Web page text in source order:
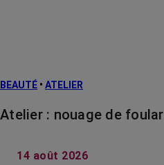
BEAUTÉ • ATELIER
Atelier : nouage de
14 août 2026